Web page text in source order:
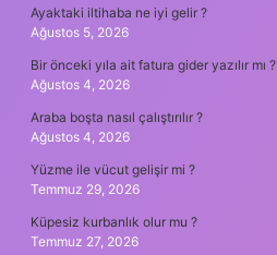
Ayaktaki iltihaba ne iyi gelir ?
Ağustos 5, 2026
Bir önceki yıla ait fatura gider yazılır mı ?
Ağustos 4, 2026
Araba boşta nasıl çalıştırılır ?
Ağustos 4, 2026
Yüzme ile vücut gelişir mi ?
Temmuz 29, 2026
Küpesiz kurbanlık olur mu ?
Temmuz 27, 2026